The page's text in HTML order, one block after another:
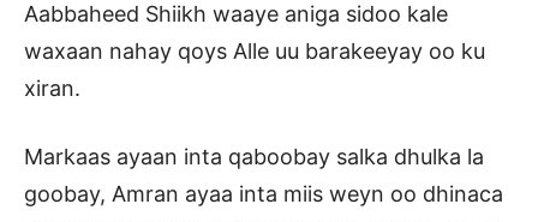
Aabbaheed Shiikh waaye aniga sidoo kale
waxaan nahay qoys Alle uu barakeeyay oo ku
xiran.
Markaas ayaan inta qaboobay salka dhulka la
goobay, Amran ayaa inta miis weyn oo dhinaca